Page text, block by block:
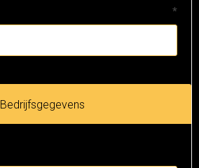
*
Bedrijfsgegevens